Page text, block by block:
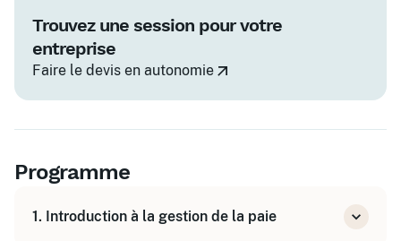
Trouvez une session pour votre
entreprise
Faire le devis en autonomie
Programme
1. Introduction à la gestion de la paie